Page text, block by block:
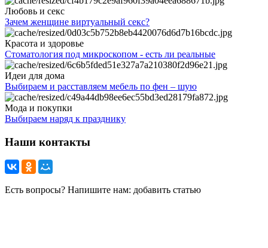
Любовь и секс
Зачем женщине виртуальный секс?
Красота и здоровье
Стоматология под микроскопом - есть ли реальные
Идеи для дома
Выбираем и расставляем мебель по фен – шую
Мода и покупки
Выбираем наряд к празднику
Наши контакты
Есть вопросы? Напишите нам: добавить статью